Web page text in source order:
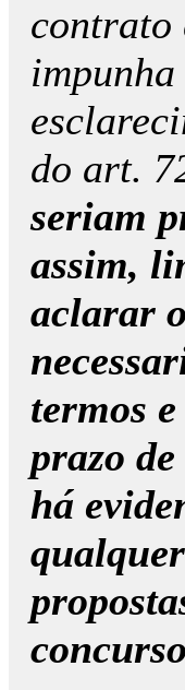
contrato
do art.
seriam
assim,
aclarar
termos
prazo
há
concurso